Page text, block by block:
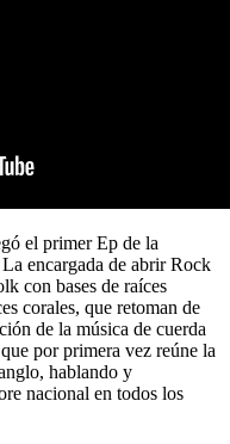
el primer Ep de la
La encargada de abrir Rock
con bases de raíces
corales, que retoman de
de la música de cuerda
por primera vez reúne la
hablando y
nacional en todos los